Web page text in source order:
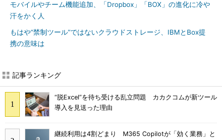
モバイルやチーム機能追加、「Dropbox」「BOX」の進化に冷や
汗をかく人
もはや“禁制ツール”ではないクラウドストレージ、IBMとBox提
携の意味は
記事ランキング
“脱Excel”を待ち受ける乱立問題 カカクコムが新ツール
導入を見送った理由
継続利用は4割どまり M365 Copilotが「効く業務」と